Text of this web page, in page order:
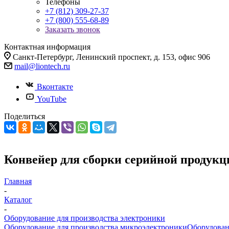
Телефоны
+7 (812) 309-27-37
+7 (800) 555-68-89
Заказать звонок
Контактная информация
Санкт-Петербург, Ленинский проспект, д. 153, офис 906
mail@liontech.ru
Вконтакте
YouTube
Поделиться
Конвейер для сборки серийной
Главная
-
Каталог
-
Оборудование для производства электроники
Оборудование для производства микроэлектроники